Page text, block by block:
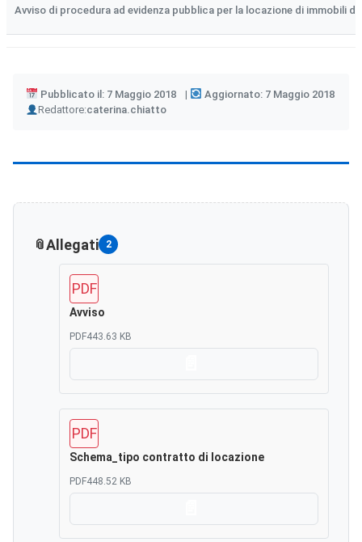
Avviso di procedura ad evidenza pubblica per la locazione di immobili
Pubblicato il: 7 Maggio 2018
Aggiornato: 7 Maggio 2018
Redattore:
Author caterina.chiatto
Allegati 2
PDF
Avviso
PDF443.63 KB
PDF
Schema_tipo contratto di locazione
PDF448.52 KB